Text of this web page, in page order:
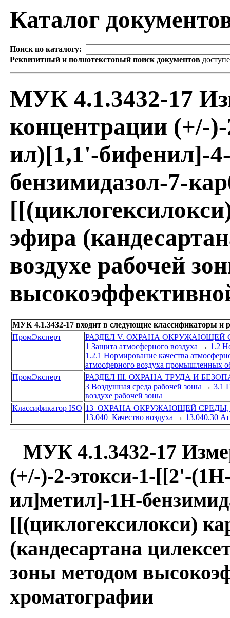
Каталог
Поиск по каталогу:
Реквизитный и полнотекстовый поиск документов
МУК 4.1.3432-17
концентрации (+/-
ил)[1,1'-бифенил]-
бензимидазол-7-
эфира
воздухе рабочей
МУК 4.1.3432-17 входит в следующие классификаторы и
ПромЭксперт
РАЗДЕЛ V. ОХРАНА ОКРУЖАЮЩЕЙ
1 Защита атмосферного воздуха → 1.2
1.2.1 Нормирование качества
атмосферного воздуха промышленных
ПромЭксперт
РАЗДЕЛ III. ОХРАНА ТРУДА И
3 Воздушная среда рабочей зоны → 3.1
воздухе рабочей зоны
Классификатор ISO 13 ОХРАНА ОКРУЖАЮЩЕЙ
13.040 Качество воздуха → 13.040.30
МУК 4.1.3432-17
(+/-)-2-этокси-1-[[2'-
ил]метил]-1Н-
[[(циклогексилокси)
(кандесартана
зоны методом
хроматографии